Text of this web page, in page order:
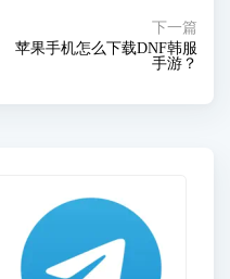
下一篇
苹果手机怎么下载DNF韩服
手游？